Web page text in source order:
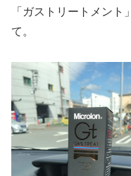
「ガストリートメン
て。